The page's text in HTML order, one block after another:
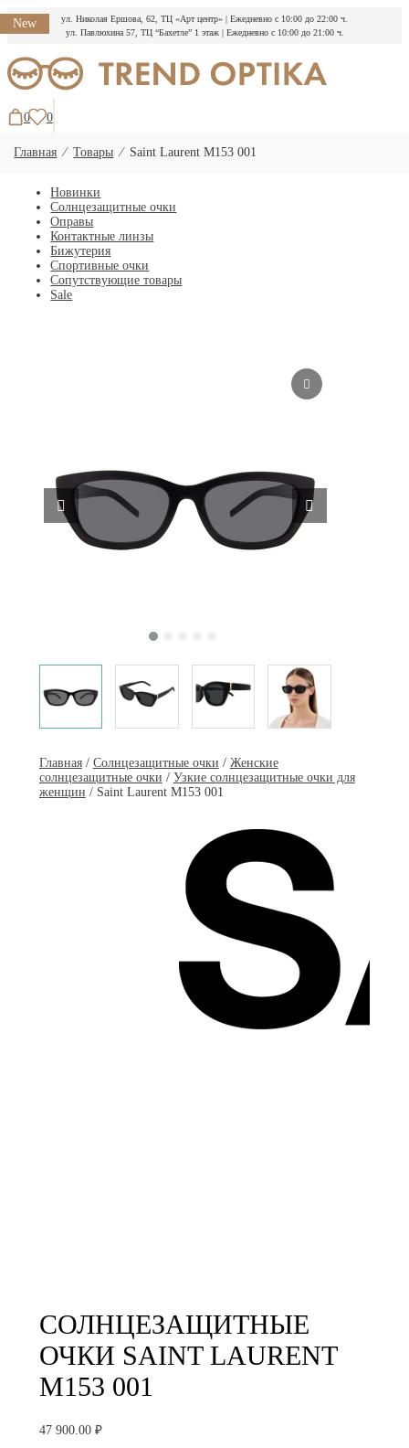
ул. Николая Ершова, 62, ТЦ «Арт центр» | Ежедневно с 10:00 до 22:00 ч.
ул. Павлюхина 57, ТЦ “Бахетле” 1 этаж | Ежедневно с 10:00 до 21:00 ч.
к
содержимому
0 0
Главная ⁄Товары ⁄ Saint Laurent M153 001
Новинки
Солнцезащитные очки
Оправы
Контактные линзы
Бижутерия
Спортивные очки
Сопутствующие товары
Sale
New
Главная/ Солнцезащитные очки / Женские
солнцезащитные очки / Узкие солнцезащитные очки для
женщин / Saint Laurent M153 001
СОЛНЦЕЗАЩИТНЫЕ
ОЧКИ SAINT LAURENT
M153 001
47 900.00 ₽